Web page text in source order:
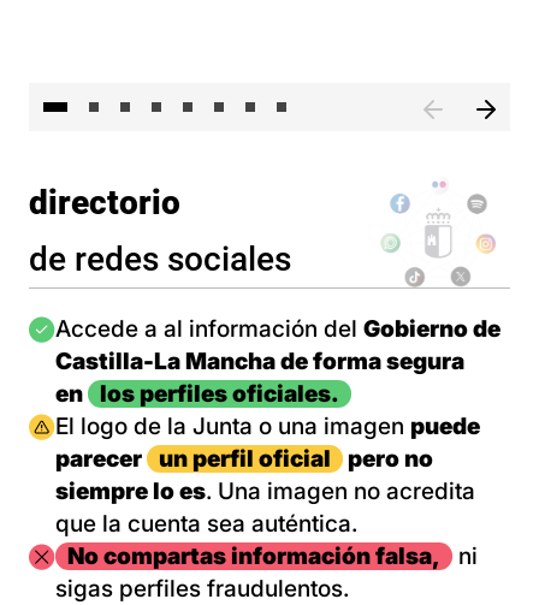
directorio
de redes sociales
Imagen
Accede a al información del Gobierno de
Castilla-La Mancha de forma segura
en
los perfiles oficiales.
Imagen
El logo de la Junta o una imagen puede
parecer
un perfil oficial
pero no
siempre lo es. Una imagen no acredita
que la cuenta sea auténtica.
ImagenNo compartas información falsa,
ni
sigas perfiles fraudulentos.